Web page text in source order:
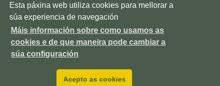
Esta páxina web utiliza cookies para mellorar a
súa experiencia de navegación
Máis información sobre como usamos as
cookies e de que maneira pode cambiar a
súa configuración
Acepto as cookies
Copyright © 2026. Deputación de Pontevedra.Mapa Web
legal|Accesiblidade| Protección de datos
Contacto
Outras webs da Deputación
Pazo provincial. Avda. Montero Ríos, s/n, 36071 Pontevedra ES
+34 986 804 100
P3600000H DIR3 LA0006111
enviarémosche información sobre as novidades da
Depo
Subscríbete!